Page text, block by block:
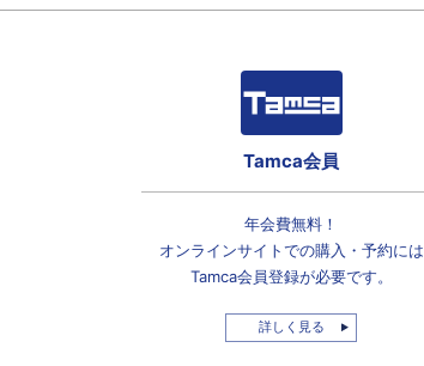
Tamca会員
年会費無料！
オンラインサイトでの購入・予約には
Tamca会員登録が必要です。
詳しく見る